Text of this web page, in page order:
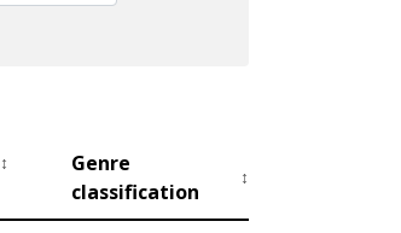
↕
Genre
classification
↕